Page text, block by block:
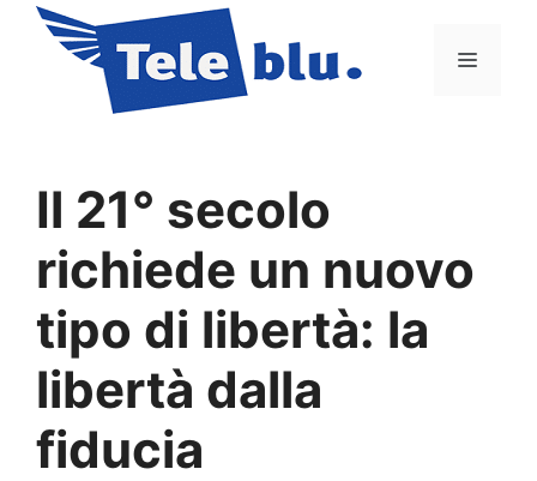
contenuto
Menu
Il 21° secolo
richiede un nuovo
tipo di libertà: la
libertà dalla
fiducia